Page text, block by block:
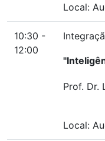
Local:
10:30 -
12:00
Prof. Dr.
Local: